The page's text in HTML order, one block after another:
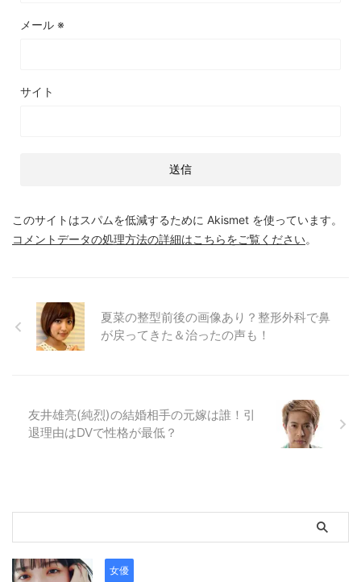
メール ※
サイト
このサイトはスパムを低減するために Akismet を使っています。
コメントデータの処理方法の詳細はこちらをご覧ください。
夏菜の整型前後の画像あり？整形外科で鼻
が戻ってきた＆治ったの声も！
友井雄亮(純烈)の結婚相手の元嫁は誰！引
退理由はDVで性格が最低？
女優